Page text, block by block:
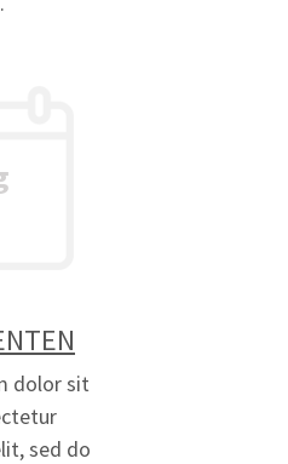
dolor sit
sed do